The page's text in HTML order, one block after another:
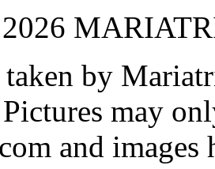
by
may
and